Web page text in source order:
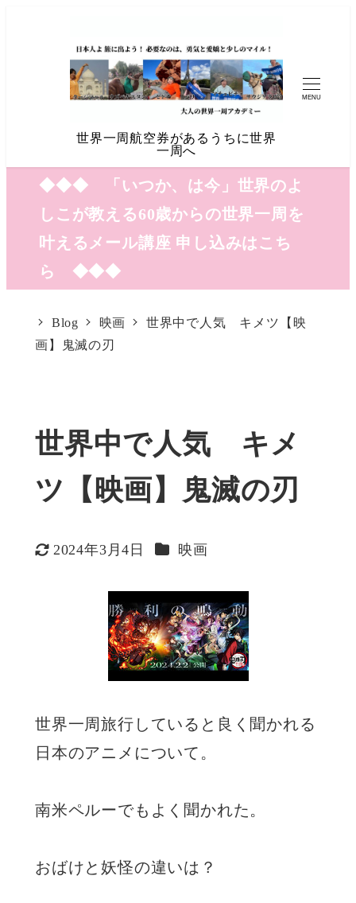
世界一周航空券があるうちに世界
一周へ
MENU
◆◆◆ 「いつか、は今」世界のよ
しこが教える60歳からの世界一周を
叶えるメール講座 申し込みはこち
ら ◆◆◆
Blog 映画
世界中で人気 キメツ【映
画】鬼滅の刃
世界中で人気 キメ
ツ【映画】鬼滅の刃
更新日
2024年3月4日 カテゴリー
映画
世界一周旅行していると良く聞かれる
日本のアニメについて。
南米ペルーでもよく聞かれた。
おばけと妖怪の違いは？